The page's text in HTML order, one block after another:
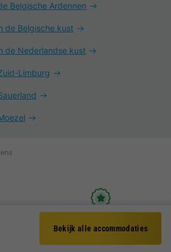
FilterBekijk alle accommodaties
Belgische Ardennen
de Belgische kust
de Nederlandse kust
Limburg
vakantieparkspecialist